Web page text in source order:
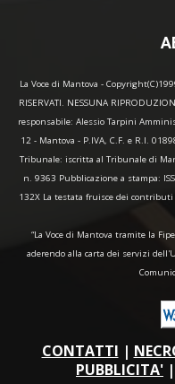
La Voce di Mantova -
RISERVATI. NESSUNA
responsabile: Alessio Tarpini
12 - Mantova - P.IVA, C.F. e R.I.
Tribunale: iscritta al Tribunale di
n. 9363 Pubblicazione a stampa:
132X La testata fruisce dei
“La Voce di Mantova tramite la
aderendo alla carta dei servizi
CONTATTI |
PUBBLICITA' |